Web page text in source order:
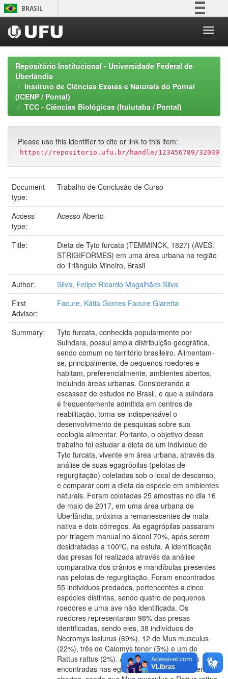
Skip
navigation
BRASIL
Participe
Acesso à informação
Legislação
Repositório Institucional - Universidade Federal de
Uberlândia
Instituto de Ciências Exatas e Naturais do Pontal
(ICENP / Pontal)
TCC - Ciências Biológicas (Ituiutaba / Pontal)
Please use this identifier to cite or link to this item:
https://repositorio.ufu.br/handle/123456789/32039
Document
type:
Trabalho de Conclusão de Curso
Access
type:
Acesso Aberto
Title:
Dieta de Tyto furcata (TEMMINCK, 1827) (AVES:
STRIGIFORMES) em uma área urbana na região
do Triângulo Mineiro, Brasil
Author:
Silva, Felipe Ricardo Magalhães Silva
First
Advisor:
Facure, Kátia Gomes Facure Giaretta
Summary:
Tyto furcata, conhecida popularmente por
Suindara, possui ampla distribuição geográfica,
sendo comum no território brasileiro. Alimentam-
se, principalmente, de pequenos roedores e
habitam, preferencialmente, ambientes abertos,
incluindo áreas urbanas. Considerando a
escassez de estudos no Brasil, e que a suindara
é frequentemente admitida em centros de
reabilitação, torna-se indispensável o
desenvolvimento de pesquisas sobre sua
ecologia alimentar. Portanto, o objetivo desse
trabalho foi estudar a dieta de um indivíduo de
Tyto furcata, vivente em área urbana, através da
análise de suas egagrópilas (pelotas de
regurgitação) coletadas sob o local de descanso,
e comparar com a dieta da espécie em ambientes
naturais. Foram coletadas 25 amostras no dia 16
de maio de 2017, em uma área urbana de
Uberlândia, próxima a remanescentes de mata
nativa e dois córregos. As egagrópilas passaram
por triagem manual no álcool 70%, após serem
desidratadas a 100ºC, na estufa. A identificação
das presas foi realizada através da análise
comparativa dos crânios e mandíbulas presentes
nas pelotas de regurgitação. Foram encontrados
55 indivíduos predados, pertencentes a cinco
espécies distintas, sendo quatro de pequenos
roedores e uma ave não identificada. Os
roedores representaram 98% das presas
identificadas, sendo eles, 38 indivíduos de
Necromys lasiurus (69%), 12 de Mus musculus
(22%), três de Calomys tener (5%) e um de
Rattus rattus (2%). As espécies de roedores
encontradas nas egagrópilas habitam ambientes